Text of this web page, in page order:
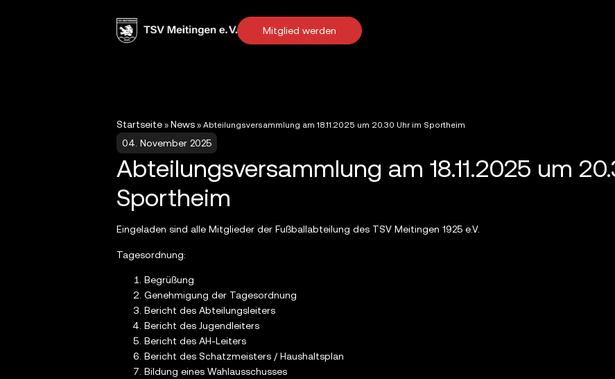
Mitglied werden
Startseite » News » Abteilungsversammlung am 18.11.2025 um 20.30 Uhr im Sportheim
04. November 2025
Abteilungsversammlung am 18.11.2025 um
Sportheim
Eingeladen sind alle Mitglieder der Fußballabteilung des TSV Meitingen 1925 e.V.
Tagesordnung:
Begrüßung
Genehmigung der Tagesordnung
Bericht des Abteilungsleiters
Bericht des Jugendleiters
Bericht des AH-Leiters
Bericht des Schatzmeisters / Haushaltsplan
Bildung eines Wahlausschusses